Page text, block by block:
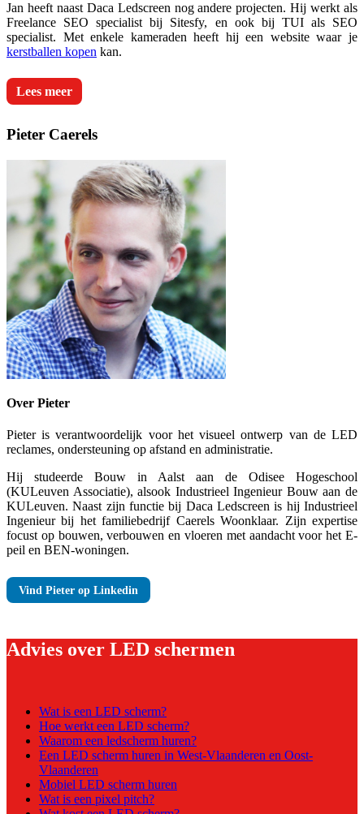
Jan heeft naast Daca Ledscreen nog andere projecten. Hij werkt als
Freelance SEO specialist bij Sitesfy, en ook bij TUI als SEO
specialist. Met enkele kameraden heeft hij een website waar je
kerstballen kopen kan.
Lees meer
Pieter Caerels
Over Pieter
Pieter is verantwoordelijk voor het visueel ontwerp van de LED
reclames, ondersteuning op afstand en administratie.
Hij studeerde Bouw in Aalst aan de Odisee Hogeschool
(KULeuven Associatie), alsook Industrieel Ingenieur Bouw aan de
KULeuven. Naast zijn functie bij Daca Ledscreen is hij Industrieel
Ingenieur bij het familiebedrijf Caerels Woonklaar. Zijn expertise
focust op bouwen, verbouwen en vloeren met aandacht voor het E-
peil en BEN-woningen.
Vind Pieter op Linkedin
Advies over LED schermen
Wat is een LED scherm?
Hoe werkt een LED scherm?
Waarom een ledscherm huren?
Een LED scherm huren in West-Vlaanderen en Oost-
Vlaanderen
Mobiel LED scherm huren
Wat is een pixel pitch?